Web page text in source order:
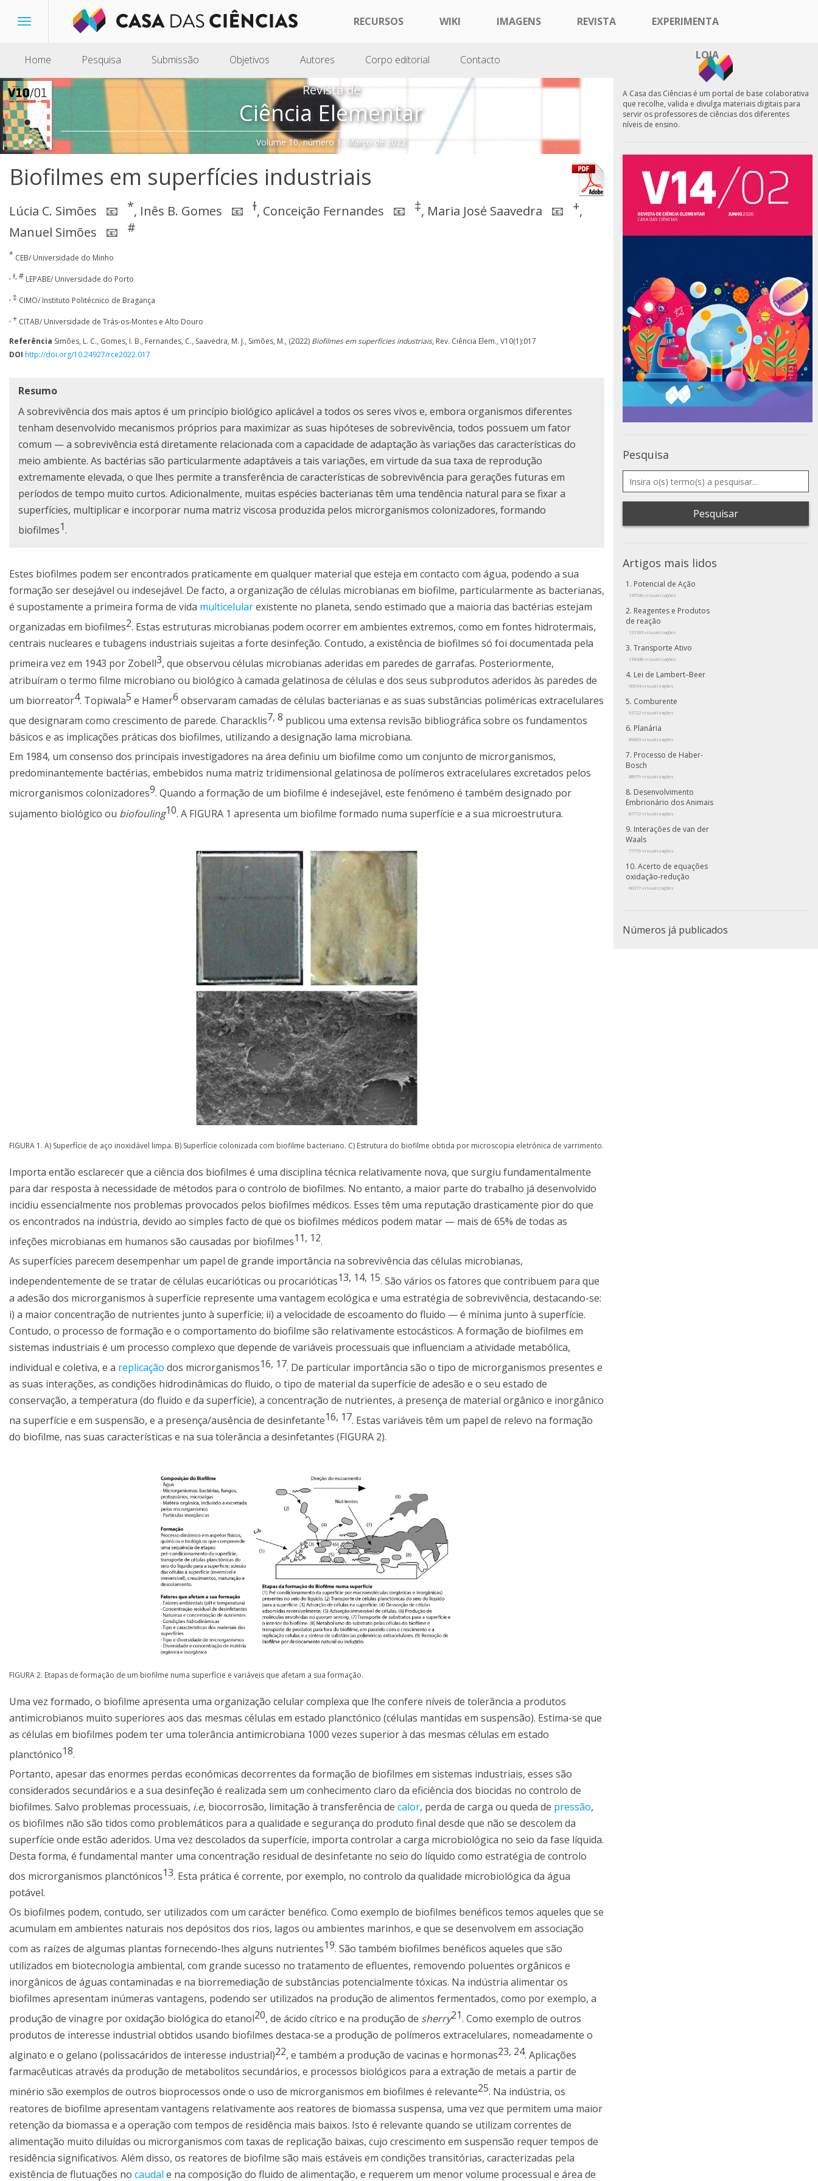
Toggle
RECURSOS WIKI IMAGENS REVISTA EXPERIMENTA
LOJA
Home Pesquisa Submissão Objetivos Autores Corpo editorial Contacto
Revista de
Ciência Elementar
Volume 10, número 1, Março de 2022
Biofilmes em superfícies industriais
Lúcia C. Simões 📧 *, Inês B. Gomes 📧 ɫ, Conceição Fernandes 📧 ‡, Maria José Saavedra 📧 +,
Manuel Simões
📧 #
* CEB/ Universidade do Minho
, ɫ, # LEPABE/ Universidade do Porto
, ‡ CIMO/ Instituto Politécnico de Bragança
, + CITAB/ Universidade de Trás-os-Montes e Alto Douro
Referência Simões, L. C., Gomes, I. B., Fernandes, C., Saavedra, M. J., Simões, M., (2022) Biofilmes em superfícies industriais, Rev. Ciência Elem., V10(1):017
DOI http://doi.org/10.24927/rce2022.017
Resumo
A sobrevivência dos mais aptos é um princípio biológico aplicável a todos os seres vivos e, embora organismos diferentes
tenham desenvolvido mecanismos próprios para maximizar as suas hipóteses de sobrevivência, todos possuem um fator
comum — a sobrevivência está diretamente relacionada com a capacidade de adaptação às variações das características do
meio ambiente. As bactérias são particularmente adaptáveis a tais variações, em virtude da sua taxa de reprodução
extremamente elevada, o que lhes permite a transferência de características de sobrevivência para gerações futuras em
períodos de tempo muito curtos. Adicionalmente, muitas espécies bacterianas têm uma tendência natural para se fixar a
superfícies, multiplicar e incorporar numa matriz viscosa produzida pelos microrganismos colonizadores, formando
biofilmes1.
Estes biofilmes podem ser encontrados praticamente em qualquer material que esteja em contacto com água, podendo a sua
formação ser desejável ou indesejável. De facto, a organização de células microbianas em biofilme, particularmente as bacterianas,
é supostamente a primeira forma de vida multicelularexistente no planeta, sendo estimado que a maioria das bactérias estejam
organizadas em biofilmes2. Estas estruturas microbianas podem ocorrer em ambientes extremos, como em fontes hidrotermais,
centrais nucleares e tubagens industriais sujeitas a forte desinfeção. Contudo, a existência de biofilmes só foi documentada pela
primeira vez em 1943 por Zobell3, que observou células microbianas aderidas em paredes de garrafas. Posteriormente,
atribuíram o termo filme microbiano ou biológico à camada gelatinosa de células e dos seus subprodutos aderidos às paredes de
um biorreator4. Topiwala5 e Hamer6 observaram camadas de células bacterianas e as suas substâncias poliméricas extracelulares
que designaram como crescimento de parede. Characklis7, 8 publicou uma extensa revisão bibliográfica sobre os fundamentos
básicos e as implicações práticas dos biofilmes, utilizando a designação lama microbiana.
Em 1984, um consenso dos principais investigadores na área definiu um biofilme como um conjunto de microrganismos,
predominantemente bactérias, embebidos numa matriz tridimensional gelatinosa de polímeros extracelulares excretados pelos
microrganismos colonizadores9. Quando a formação de um biofilme é indesejável, este fenómeno é também designado por
sujamento biológico ou biofouling10. A FIGURA 1 apresenta um biofilme formado numa superfície e a sua microestrutura.
FIGURA 1. A) Superfície de aço inoxidável limpa. B) Superfície colonizada com biofilme bacteriano. C) Estrutura do biofilme obtida por microscopia eletrónica de varrimento.
Importa então esclarecer que a ciência dos biofilmes é uma disciplina técnica relativamente nova, que surgiu fundamentalmente
para dar resposta à necessidade de métodos para o controlo de biofilmes. No entanto, a maior parte do trabalho já desenvolvido
incidiu essencialmente nos problemas provocados pelos biofilmes médicos. Esses têm uma reputação drasticamente pior do que
os encontrados na indústria, devido ao simples facto de que os biofilmes médicos podem matar — mais de 65% de todas as
infeções microbianas em humanos são causadas por biofilmes11, 12.
As superfícies parecem desempenhar um papel de grande importância na sobrevivência das células microbianas,
independentemente de se tratar de células eucarióticas ou procarióticas13, 14, 15. São vários os fatores que contribuem para que
a adesão dos microrganismos à superfície represente uma vantagem ecológica e uma estratégia de sobrevivência, destacando-se:
i) a maior concentração de nutrientes junto à superfície; ii) a velocidade de escoamento do fluido — é mínima junto à superfície.
Contudo, o processo de formação e o comportamento do biofilme são relativamente estocásticos. A formação de biofilmes em
sistemas industriais é um processo complexo que depende de variáveis processuais que influenciam a atividade metabólica,
individual e coletiva, e a replicação dos microrganismos16, 17. De particular importância são o tipo de microrganismos presentes e
as suas interações, as condições hidrodinâmicas do fluido, o tipo de material da superfície de adesão e o seu estado de
conservação, a temperatura (do fluido e da superfície), a concentração de nutrientes, a presença de material orgânico e inorgânico
na superfície e em suspensão, e a presença/ausência de desinfetante16, 17. Estas variáveis têm um papel de relevo na formação
do biofilme, nas suas características e na sua tolerância a desinfetantes (FIGURA 2).
FIGURA 2. Etapas de formação de um biofilme numa superfície e variáveis que afetam a sua formação.
Uma vez formado, o biofilme apresenta uma organização celular complexa que lhe confere níveis de tolerância a produtos
antimicrobianos muito superiores aos das mesmas células em estado planctónico (células mantidas em suspensão). Estima-se que
as células em biofilmes podem ter uma tolerância antimicrobiana 1000 vezes superior à das mesmas células em estado
planctónico18.
Portanto, apesar das enormes perdas económicas decorrentes da formação de biofilmes em sistemas industriais, esses são
considerados secundários e a sua desinfeção é realizada sem um conhecimento claro da eficiência dos biocidas no controlo de
biofilmes. Salvo problemas processuais, i.e, biocorrosão, limitação à transferência de calor, perda de carga ou queda de pressão,
os biofilmes não são tidos como problemáticos para a qualidade e segurança do produto final desde que não se descolem da
superfície onde estão aderidos. Uma vez descolados da superfície, importa controlar a carga microbiológica no seio da fase líquida.
Desta forma, é fundamental manter uma concentração residual de desinfetante no seio do líquido como estratégia de controlo
dos microrganismos planctónicos13. Esta prática é corrente, por exemplo, no controlo da qualidade microbiológica da água
potável.
Os biofilmes podem, contudo, ser utilizados com um carácter benéfico. Como exemplo de biofilmes benéficos temos aqueles que se
acumulam em ambientes naturais nos depósitos dos rios, lagos ou ambientes marinhos, e que se desenvolvem em associação
com as raízes de algumas plantas fornecendo-lhes alguns nutrientes19. São também biofilmes benéficos aqueles que são
utilizados em biotecnologia ambiental, com grande sucesso no tratamento de efluentes, removendo poluentes orgânicos e
inorgânicos de águas contaminadas e na biorremediação de substâncias potencialmente tóxicas. Na indústria alimentar os
biofilmes apresentam inúmeras vantagens, podendo ser utilizados na produção de alimentos fermentados, como por exemplo, a
produção de vinagre por oxidação biológica do etanol20, de ácido cítrico e na produção de sherry21. Como exemplo de outros
produtos de interesse industrial obtidos usando biofilmes destaca-se a produção de polímeros extracelulares, nomeadamente o
alginato e o gelano (polissacáridos de interesse industrial)22, e também a produção de vacinas e hormonas23, 24. Aplicações
farmacêuticas através da produção de metabolitos secundários, e processos biológicos para a extração de metais a partir de
minério são exemplos de outros bioprocessos onde o uso de microrganismos em biofilmes é relevante25. Na indústria, os
reatores de biofilme apresentam vantagens relativamente aos reatores de biomassa suspensa, uma vez que permitem uma maior
retenção da biomassa e a operação com tempos de residência mais baixos. Isto é relevante quando se utilizam correntes de
alimentação muito diluídas ou microrganismos com taxas de replicação baixas, cujo crescimento em suspensão requer tempos de
residência significativos. Além disso, os reatores de biofilme são mais estáveis em condições transitórias, caracterizadas pela
existência de flutuações no caudal e na composição do fluido de alimentação, e requerem um menor volume processual e área de
A Casa das Ciências é um portal de base colaborativa
que recolhe, valida e divulga materiais digitais para
servir os professores de ciências dos diferentes
níveis de ensino.
Pesquisa
Pesquisar
Artigos mais lidos
Potencial de Ação
147536 visualizações
Reagentes e Produtos
de reação
121165 visualizações
Transporte Ativo
118438 visualizações
Lei de Lambert–Beer
96934 visualizações
Comburente
93722 visualizações
Planária
89603 visualizações
Processo de Haber-
Bosch
88979 visualizações
Desenvolvimento
Embrionário dos Animais
87772 visualizações
Interações de van der
Waals
77779 visualizações
Acerto de equações
oxidação-redução
66377 visualizações
Números já publicados